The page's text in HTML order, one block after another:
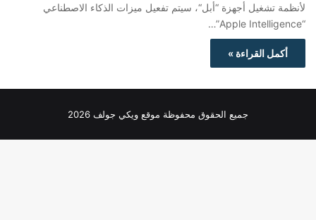
لأنظمة تشغيل أجهزة “أبل“، سيتم تفعيل ميزات الذكاء الاصطناعي
“Apple Intelligence”…
أكمل القراءة »
جميع الحقوق محفوظة موقع ويكي جولف 2026